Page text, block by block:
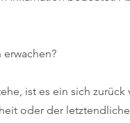
ist es ein sich
oder der